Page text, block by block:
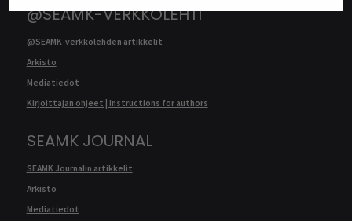
@SEAMK-VERKKOLEHTI
@SEAMK-verkkolehden artikkelit
Arkisto
Mediatiedot
Kirjoittajan ohjeet | Instructions for authors
SEAMK JOURNAL
SEAMK Journalin artikkelit
Arkisto
Mediatiedot